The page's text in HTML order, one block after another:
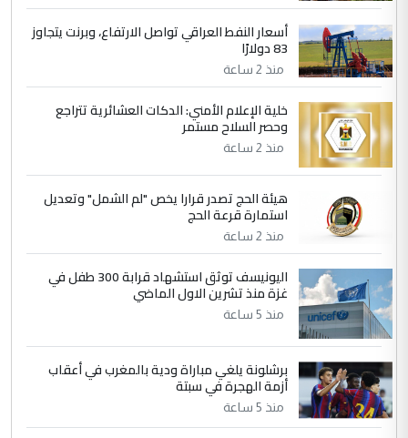
مضجعيك يابن الزنا (نص كامل)
سردار
التعليق : واحد من عصابة علي ماما يسقط
جنسية الرافد الثالث للعراق ومن اصول عريقة
ابا فرات ...
الموضوع :الجواهري يرد على صدام حسين سل
مضجعيك يابن الزنا (نص كامل)
أسعار النفط العراقي تواصل الارتفاع، وبرنت يتجاوز
83 دولارًا
منذ 2 ساعة
خلية الإعلام الأمني: الدكات العشائرية تتراجع
وحصر السلاح مستمر
منذ 2 ساعة
هيئة الحج تصدر قرارا يخص "لم الشمل" وتعديل
استمارة قرعة الحج
منذ 2 ساعة
اليونيسف توثق استشهاد قرابة 300 طفل في
غزة منذ تشرين الاول الماضي
منذ 5 ساعة
برشلونة يلغي مباراة ودية بالمغرب في أعقاب
أزمة الهجرة في سبتة
منذ 5 ساعة